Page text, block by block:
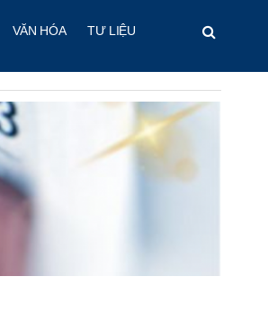
VĂN HÓA TƯ LIỆU